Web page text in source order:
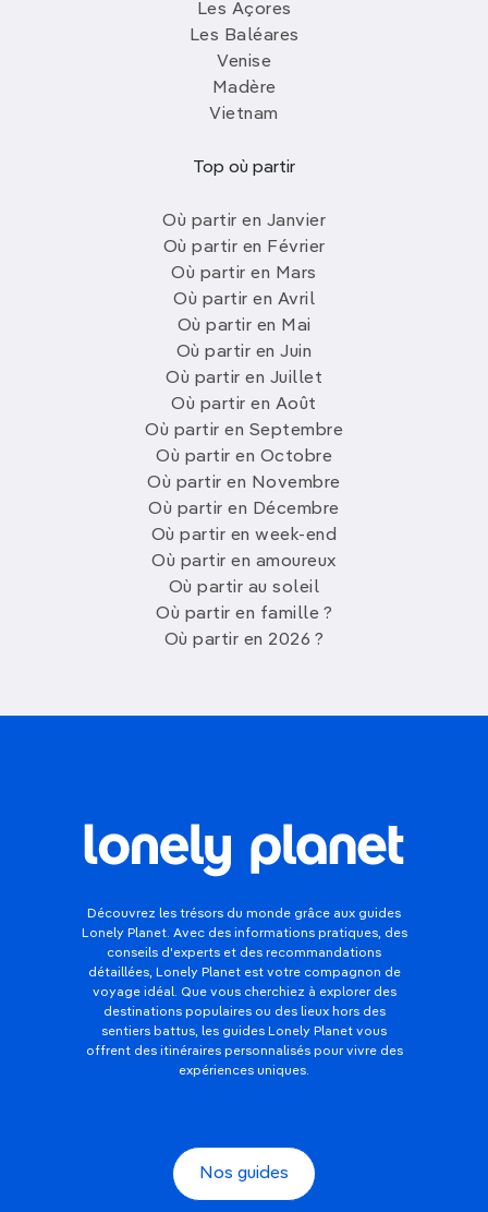
Les Açores
Les Baléares
Venise
Madère
Vietnam
Top où partir
Où partir en Janvier
Où partir en Février
Où partir en Mars
Où partir en Avril
Où partir en Mai
Où partir en Juin
Où partir en Juillet
Où partir en Août
Où partir en Septembre
Où partir en Octobre
Où partir en Novembre
Où partir en Décembre
Où partir en week-end
Où partir en amoureux
Où partir au soleil
Où partir en famille ?
Où partir en 2026 ?
Découvrez les trésors du monde grâce aux guides
Lonely Planet. Avec des informations pratiques, des
conseils d'experts et des recommandations
détaillées, Lonely Planet est votre compagnon de
voyage idéal. Que vous cherchiez à explorer des
destinations populaires ou des lieux hors des
sentiers battus, les guides Lonely Planet vous
offrent des itinéraires personnalisés pour vivre des
expériences uniques.
Nos guides